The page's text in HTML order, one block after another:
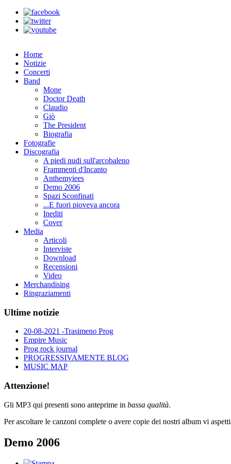
Home
Notizie
Concerti
Band
Mone
Doctor Death
Claudio
Giò
The President
Biografia
Fotografie
Discografia
A piedi nudi sull'arcobaleno
Frammenti d'Incanto
Anthemyiees
Demo 2006
Spazi Sconfinati
...E fuori pioveva ancora
Inediti
Cover
Media
Articoli
Interviste
Download
Recensioni
Video
Merchandising
Ringraziamenti
Ultime notizie
20-08-2021 -Trasimeno Prog
Empire Music
Prog rock journal
PROGRESSIVAMENTE BLOG
MUSIC MAP
Attenzione!
Gli MP3 qui presenti sono anteprime in bassa qualità.
Per ascoltare le canzoni complete o avere copie dei nostri album vi
Demo 2006